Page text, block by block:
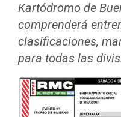
Kartódromo de
comprenderá
clasificaciones,
para todas las